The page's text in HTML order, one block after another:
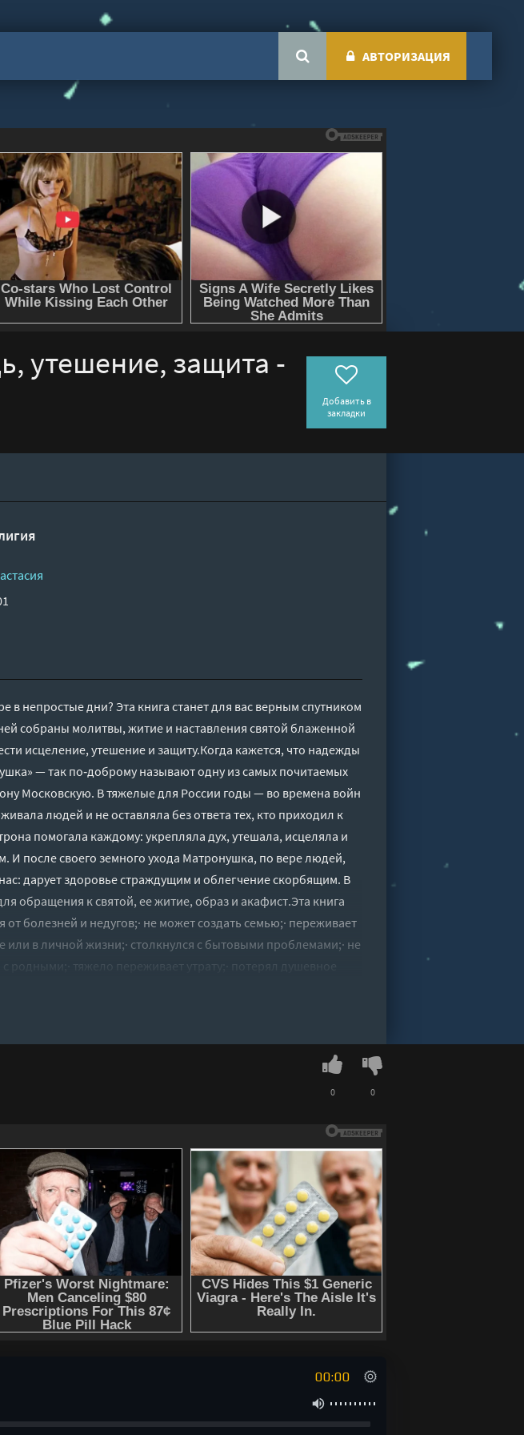
АВТОРИЗАЦИЯ
утешение, защита -
Добавить в
закладки
в непростые дни? Эта книга станет для вас верным спутником
собраны молитвы, житие и наставления святой блаженной
исцеление, утешение и защиту.Когда кажется, что надежды
— так по‑доброму называют одну из самых почитаемых
Московскую. В тяжелые для России годы — во времена войн
людей и не оставляла без ответа тех, кто приходил к
помогала каждому: укрепляла дух, утешала, исцеляла и
И после своего земного ухода Матронушка, по вере людей,
дарует здоровье страждущим и облегчение скорбящим. В
обращения к святой, ее житие, образ и акафист.Эта книга
от болезней и недугов;· не может создать семью;· переживает
или в личной жизни;· столкнулся с бытовыми проблемами;· не
родными;· тяжело переживает утрату;· потерял душевное
и защиту.
0 0
00:00